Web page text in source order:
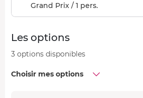
Grand Prix / 1 pers.
Les options
3 options disponibles
Choisir mes options